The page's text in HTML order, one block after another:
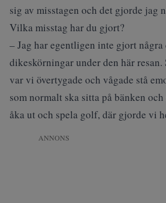
sig av misstagen och det gjorde jag
Vilka misstag har du gjort?
– Jag har egentligen inte gjort
dikeskörningar under den här resan.
var vi övertygade och vågade stå
som normalt ska sitta på bänken
åka ut och spela golf, där gjorde vi
ANNONS